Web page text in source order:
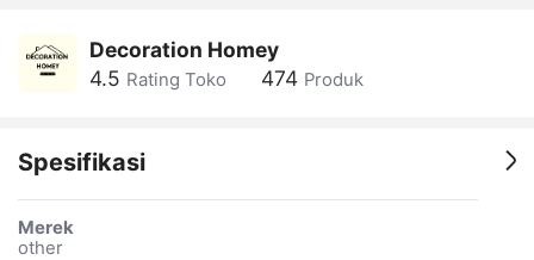
Decoration Homey
4.5 Rating Toko 474 Produk
Spesifikasi
Merek
other